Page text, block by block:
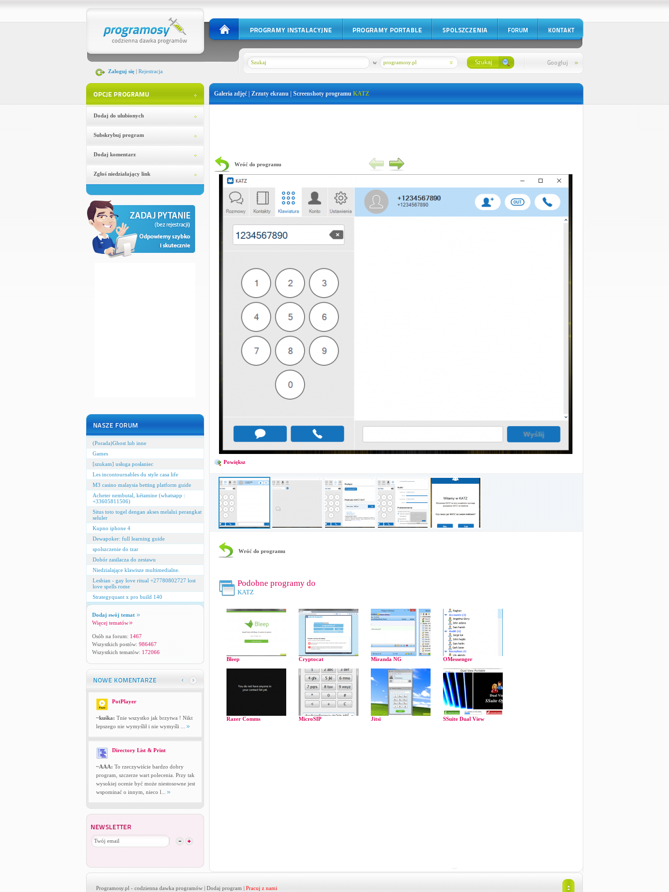
Zaloguj się| Rejestracja
programosy.pl
w
Dodaj do ulubionych
Subskrybuj program
Dodaj komentarz
Zgłoś niedziałający link
(Porada)Ghost lub inne
Games
[szukam] usługa posłaniec
Les incontournables du style casa life
M3 casino malaysia betting platform guide
Acheter nembutal, kétamine (whatsapp :
+33605811506)
Situs toto togel dengan akses melalui perangkat
seluler
Kupno iphone 4
Dewapoker: full learning guide
spolszczenie do tzar
Dobór zasilacza do zestawu
Niedzialające klawisze multimedialne.
Lesbian - gay love ritual +27780802727 lost
love spells rome
Strategyquant x pro build 140
Dodaj swój temat
Więcej tematów
Osób na forum: 1467
Wszystkich postów: 986467
Wszystkich tematów: 172066
PotPlayer
~kuśka: Tnie wszystko jak brzytwa ! Nikt
lepszego nie wymyślił i nie wymyśli ...
Directory List & Print
~AAA: To rzeczywiście bardzo dobry
program, szczerze wart polecenia. Przy tak
wysokiej ocenie być może niestosowne jest
wspominać o innym, nieco l...
Galeria zdjęć | Zrzuty ekranu | Screenshoty programu KATZ
Wróć do programu
Powiększ
Wróć do programu
Podobne programy do
KATZ
Bleep Cryptocat Miranda NG OMessenger
Razer Comms MicroSIP Jitsi SSuite Dual View
Programosy.pl - codzienna dawka programów | Dodaj program | Pracuj z nami